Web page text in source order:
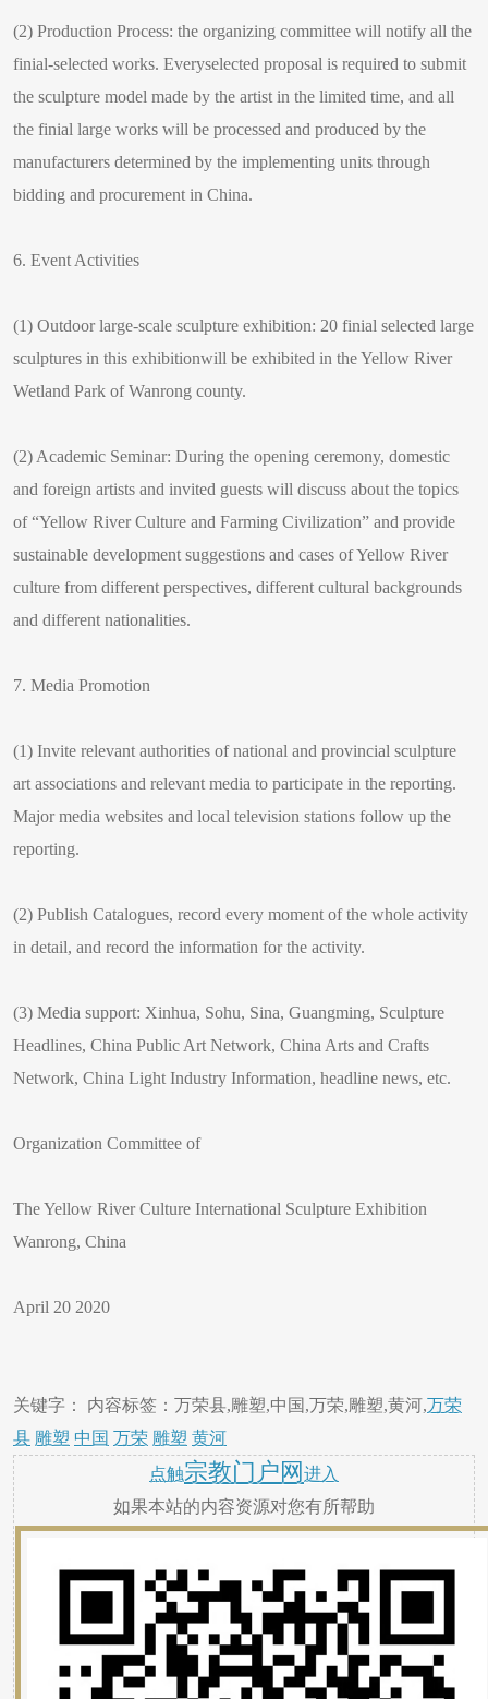
(2) Production Process: the organizing committee will notify all the
finial-selected works. Everyselected proposal is required to submit
the sculpture model made by the artist in the limited time, and all
the finial large works will be processed and produced by the
manufacturers determined by the implementing units through
bidding and procurement in China.
6. Event Activities
(1) Outdoor large-scale sculpture exhibition: 20 finial selected large
sculptures in this exhibitionwill be exhibited in the Yellow River
Wetland Park of Wanrong county.
(2) Academic Seminar: During the opening ceremony, domestic
and foreign artists and invited guests will discuss about the topics
of “Yellow River Culture and Farming Civilization” and provide
sustainable development suggestions and cases of Yellow River
culture from different perspectives, different cultural backgrounds
and different nationalities.
7. Media Promotion
(1) Invite relevant authorities of national and provincial sculpture
art associations and relevant media to participate in the reporting.
Major media websites and local television stations follow up the
reporting.
(2) Publish Catalogues, record every moment of the whole activity
in detail, and record the information for the activity.
(3) Media support: Xinhua, Sohu, Sina, Guangming, Sculpture
Headlines, China Public Art Network, China Arts and Crafts
Network, China Light Industry Information, headline news, etc.
Organization Committee of
The Yellow River Culture International Sculpture Exhibition
Wanrong, China
April 20 2020
关键字： 内容标签：万荣县,雕塑,中国,万荣,雕塑,黄河,万荣
县 雕塑 中国 万荣 雕塑 黄河
点触宗教门户网 进入
如果本站的内容资源对您有所帮助